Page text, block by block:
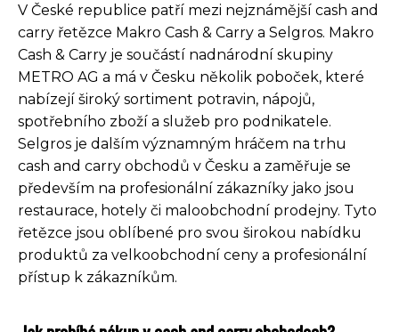
V České republice patří mezi nejznámější cash and
carry řetězce Makro Cash & Carry a Selgros. Makro
Cash & Carry je součástí nadnárodní skupiny
METRO AG a má v Česku několik poboček, které
nabízejí široký sortiment potravin, nápojů,
spotřebního zboží a služeb pro podnikatele.
Selgros je dalším významným hráčem na trhu
cash and carry obchodů v Česku a zaměřuje se
především na profesionální zákazníky jako jsou
restaurace, hotely či maloobchodní prodejny. Tyto
řetězce jsou oblíbené pro svou širokou nabídku
produktů za velkoobchodní ceny a profesionální
přístup k zákazníkům.